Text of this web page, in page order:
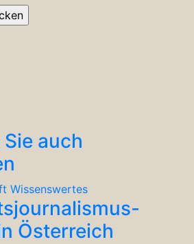
auch
Wissenswertes
Österreich